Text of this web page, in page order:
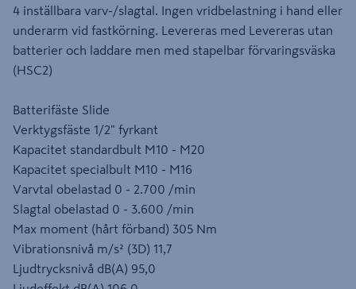
4 inställbara varv-/slagtal. Ingen vridbelastning i hand eller
underarm vid fastkörning. Levereras med Levereras utan
batterier och laddare men med stapelbar förvaringsväska
(HSC2)
Batterifäste Slide
Verktygsfäste 1/2" fyrkant
Kapacitet standardbult M10 - M20
Kapacitet specialbult M10 - M16
Varvtal obelastad 0 - 2.700 /min
Slagtal obelastad 0 - 3.600 /min
Max moment (hårt förband) 305 Nm
Vibrationsnivå m/s² (3D) 11,7
Ljudtrycksnivå dB(A) 95,0